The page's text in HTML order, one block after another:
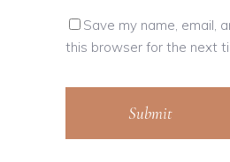
Save my name, email,
this browser for the next
Submit